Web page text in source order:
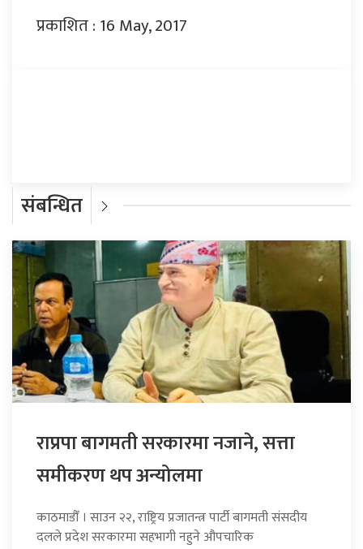
प्रकाशित : 16 May, 2017
संबन्धित
राप्रपा बागमती सरकारमा नजाने, सत्ता
समीकरण थप अन्योलमा
काठमाडौँ । साउन २२, राष्ट्रिय प्रजातन्त्र पार्टी बागमती संसदीय
दलले प्रदेश सरकारमा सहभागी नहुने औपचारिक